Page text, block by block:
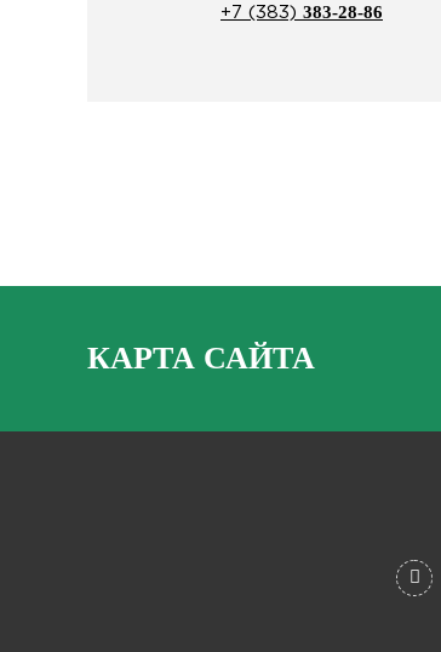
+7 (383) 383-28-86
КАРТА САЙТА